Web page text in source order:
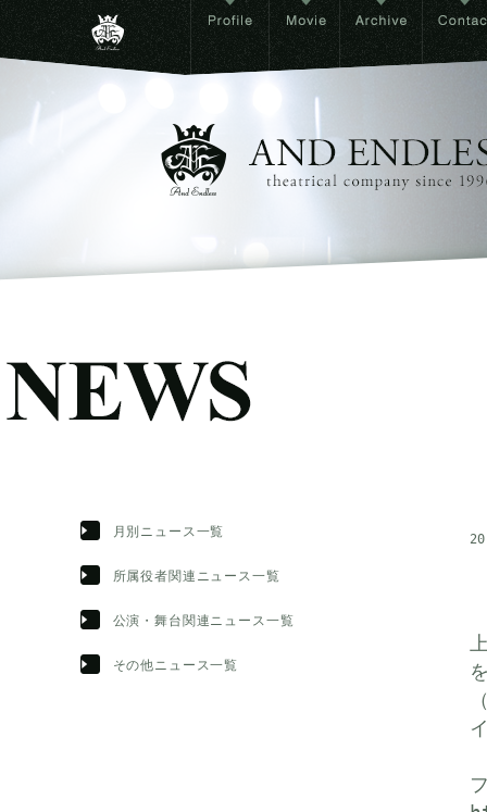
月別ニュース一覧
所属役者関連ニュース一覧
公演・舞台関連ニュース一覧
その他ニュース一覧